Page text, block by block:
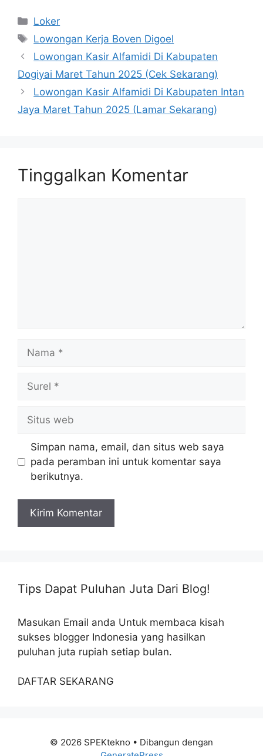
Kategori
Loker
Tag
Lowongan Kerja Boven Digoel
Lowongan Kasir Alfamidi Di Kabupaten
Dogiyai Maret Tahun 2025 (Cek Sekarang)
Lowongan Kasir Alfamidi Di Kabupaten Intan
Jaya Maret Tahun 2025 (Lamar Sekarang)
Tinggalkan Komentar
Nama
Surel
Situs
web
Simpan nama, email, dan situs web saya
pada peramban ini untuk komentar saya
berikutnya.
Tips Dapat Puluhan Juta Dari Blog!
Masukan Email anda Untuk membaca kisah
sukses blogger Indonesia yang hasilkan
puluhan juta rupiah setiap bulan.
DAFTAR SEKARANG
© 2026 SPEKtekno • Dibangun dengan